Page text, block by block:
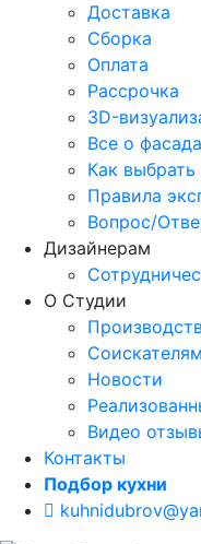
Доставка
Сборка
Оплата
Рассрочка
3D-
Все о
Как
Правила
Вопрос/
Дизайнерам
О Студии
Соискателям
Новости
Видео
Контакты
Подбор кухни